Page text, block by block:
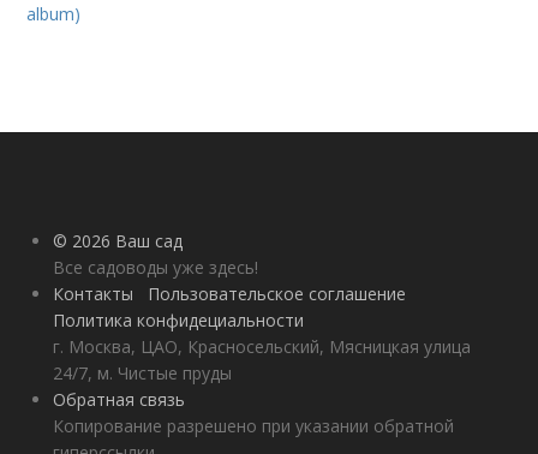
album)
© 2026 Ваш сад
Все садоводы уже здесь!
Контакты
Пользовательское соглашение
Политика конфидециальности
г. Москва, ЦАО, Красносельский, Мясницкая улица
24/7, м. Чистые пруды
Обратная связь
Копирование разрешено при указании обратной